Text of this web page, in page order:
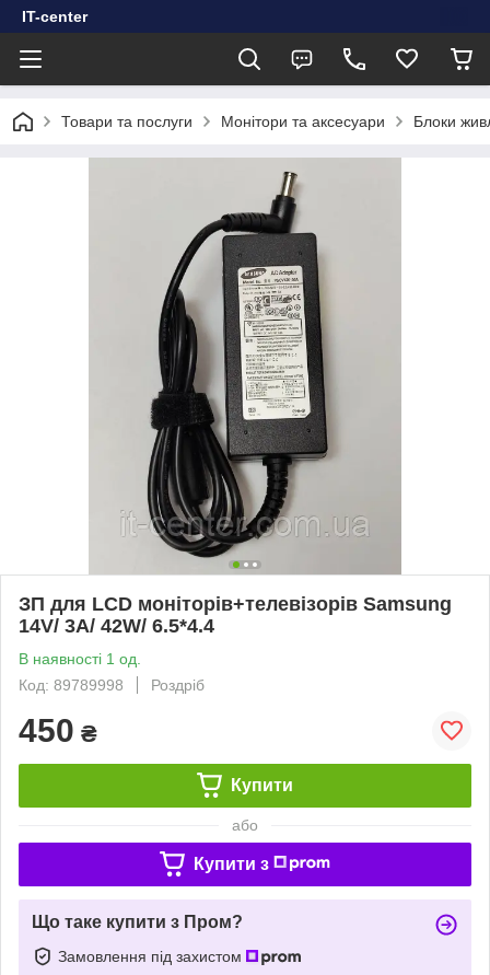
IT-center
Товари та послуги Монітори та аксесуари Блоки
ЗП для LCD моніторів+телевізорів Samsung
14V/ 3A/ 42W/ 6.5*4.4
В наявності 1 од.
Код: 89789998
Роздріб
450 ₴
Купити
або
Купити з
Що таке купити з Пром?
Замовлення під захистом